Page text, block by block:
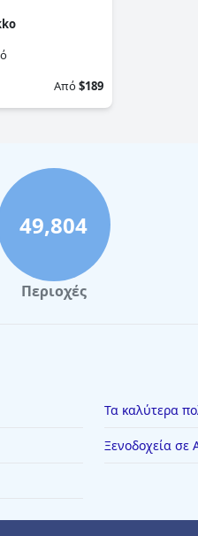
Από$189
49,804
Περιοχές
Τα καλύτερα
Ξενοδοχεία σε